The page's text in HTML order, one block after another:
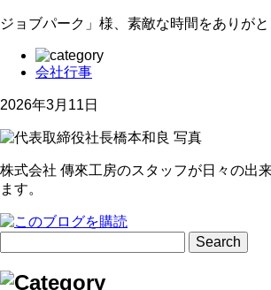
ジョブパーク」様、素敵な時間をありがと
会社行事
2026年3月11日
株式会社 傳來工房のスタッフが日々の出
ます。